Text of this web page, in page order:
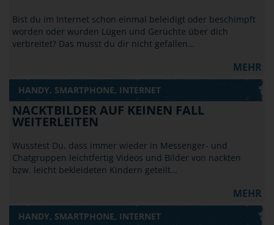
Bist du im Internet schon einmal beleidigt oder beschimpft
worden oder wurden Lügen und Gerüchte über dich
verbreitet? Das musst du dir nicht gefallen…
MEHR
HANDY, SMARTPHONE, INTERNET
NACKTBILDER AUF KEINEN FALL
WEITERLEITEN
Wusstest Du, dass immer wieder in Messenger- und
Chatgruppen leichtfertig Videos und Bilder von nackten
bzw. leicht bekleideten Kindern geteilt…
MEHR
HANDY, SMARTPHONE, INTERNET